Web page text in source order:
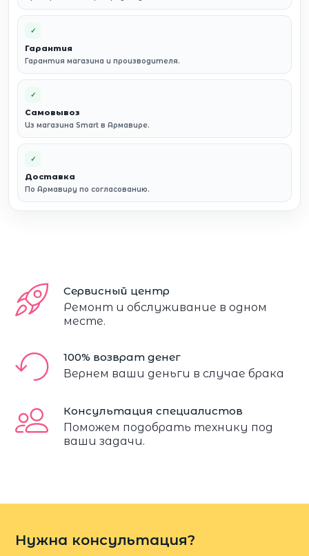
✓
Гарантия
Гарантия магазина и производителя.
✓
Самовывоз
Из магазина Smart в Армавире.
✓
Доставка
По Армавиру по согласованию.
Сервисный центр
Ремонт и обслуживание в одном
месте.
100% возврат денег
Вернем ваши деньги в случае брака
Консультация специалистов
Поможем подобрать технику под
ваши задачи.
Нужна консультация?